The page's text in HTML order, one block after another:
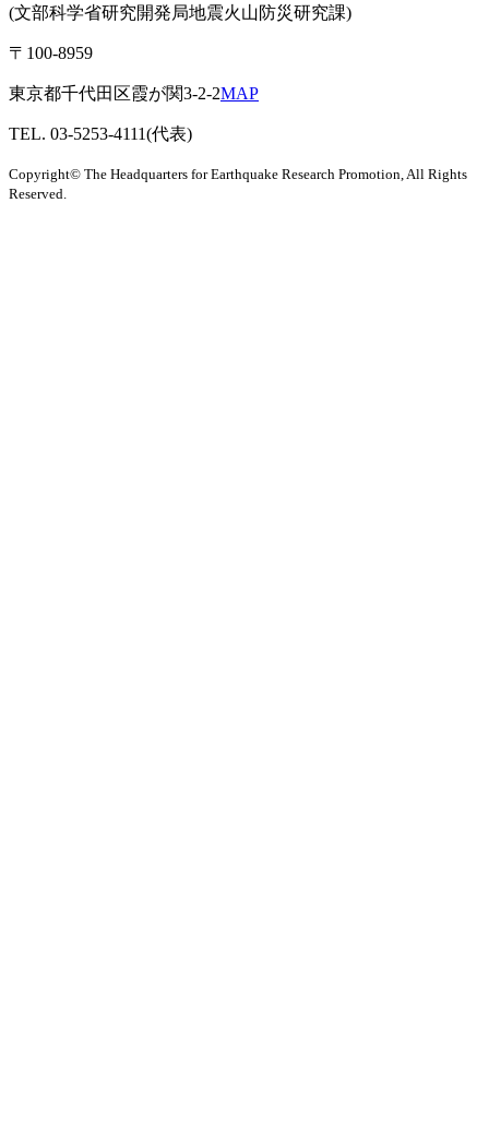
(文部科学省研究開発局地震火山防災研究課)
〒100-8959
東京都千代田区霞が関3-2-2MAP
TEL. 03-5253-4111(代表)
Copyright© The Headquarters for Earthquake Research Promotion, All Rights
Reserved.